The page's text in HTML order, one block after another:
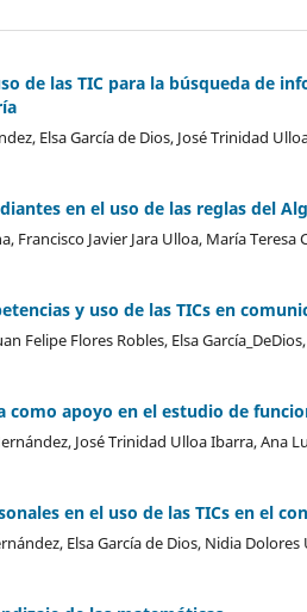
de las TIC para la búsqueda de
Elsa García de Dios, José Trinidad
en el uso de las reglas del
Francisco Javier Jara Ulloa, María Teresa
y uso de las TICs en
Felipe Flores Robles, Elsa
como apoyo en el estudio de
José Trinidad Ulloa Ibarra, Ana
en el uso de las TICs en el
Elsa García de Dios, Nidia